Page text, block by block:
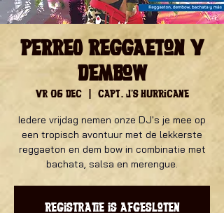
PERREO Reggaeton y
Dembow
vr 06 dec
  |
Capt. J's Hurricane
Iedere vrijdag nemen onze DJ's je mee op
een tropisch avontuur met de lekkerste
reggaeton en dem bow in combinatie met
bachata, salsa en merengue.
Registratie is afgesloten